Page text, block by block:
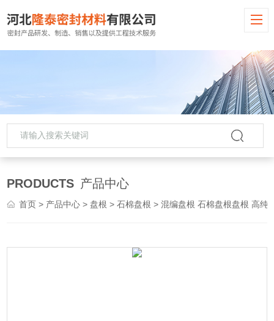
PRODUCTS 产品中心
首页 > 产品中心 > 盘根 >石棉盘根 > 混编盘根 石棉盘根盘根 高纯石墨制品